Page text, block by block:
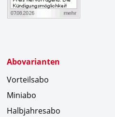
Abovarianten
Vorteilsabo
Miniabo
Halbjahresabo